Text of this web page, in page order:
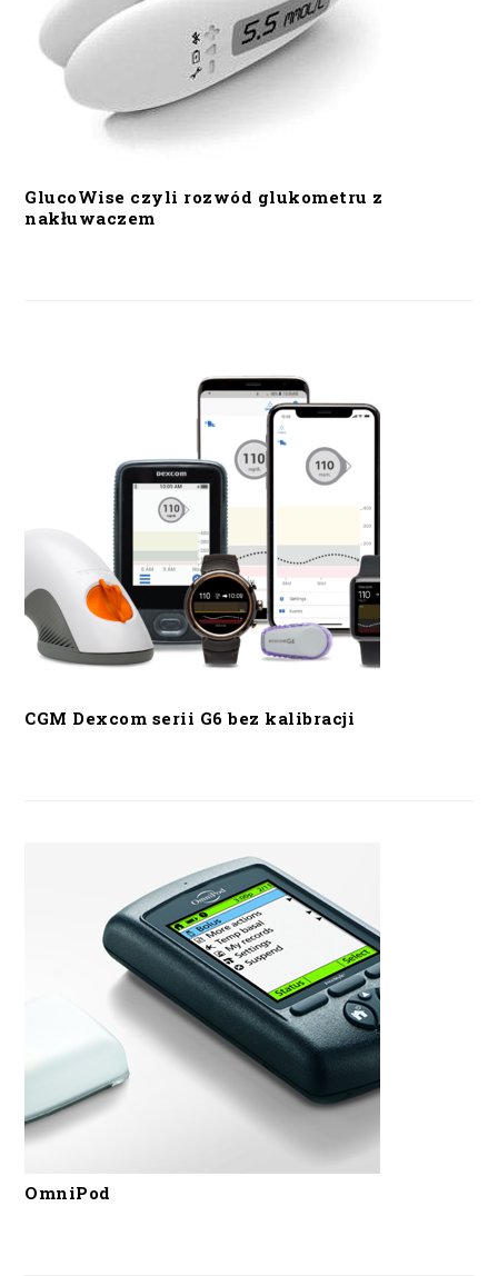
GlucoWise czyli rozwód glukometru z
nakłuwaczem
CGM Dexcom serii G6 bez kalibracji
OmniPod